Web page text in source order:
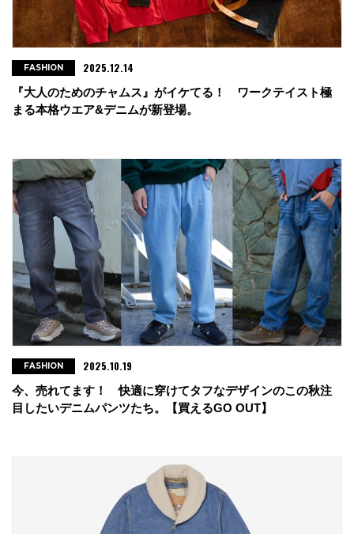
『大人のためのチャムス』がイケてる！ ワークテイスト極
まる本格ウエア&デニムが新登場。
FASHION 2025.12.14
今、売れてます！ 快適に穿けてタフなデザインのこの秋注
目したいデニムパンツたち。【買えるGO OUT】
FASHION 2025.10.19